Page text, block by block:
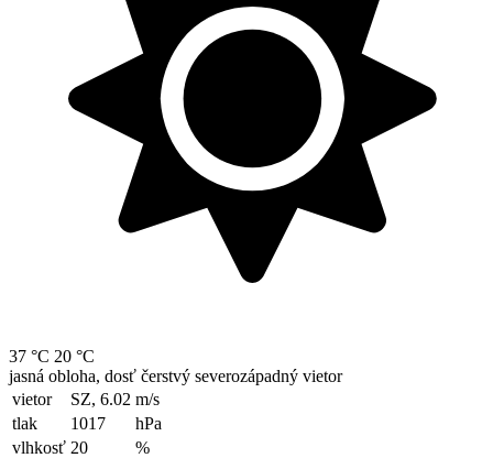
37 °C 20 °C
jasná obloha, dosť čerstvý severozápadný vietor
vietor
SZ, 6.02 m/s
tlak
1017
hPa
vlhkosť 20
%